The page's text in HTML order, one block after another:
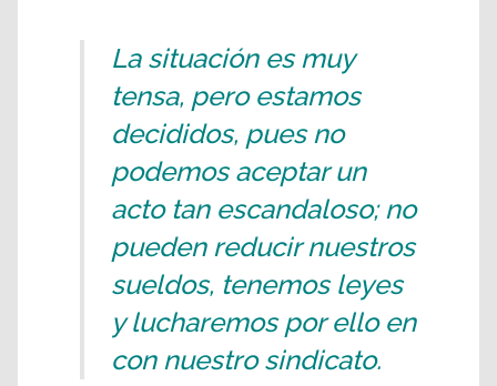
La situación es muy
tensa, pero estamos
decididos, pues no
podemos aceptar un
acto tan escandaloso; no
pueden reducir nuestros
sueldos, tenemos leyes
y lucharemos por ello en
con nuestro sindicato.